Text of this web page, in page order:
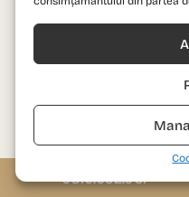
0310.052.061